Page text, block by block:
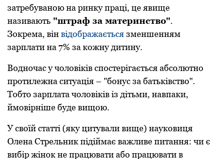
затребуваною на ринку праці, це явище
називають "штраф за материнство".
Зокрема, вінвідображаєтьсязменшенням
зарплати на 7% за кожну дитину.
Водночас у чоловіків спостерігається абсолютно
протилежна ситуація – "бонус за батьківство".
Тобто зарплата чоловіків із дітьми, навпаки,
ймовірніше буде вищою.
У своїй статті (яку цитували вище) науковиця
Олена Стрельник підіймає важливе питання: чи є
вибір жінок не працювати або працювати в